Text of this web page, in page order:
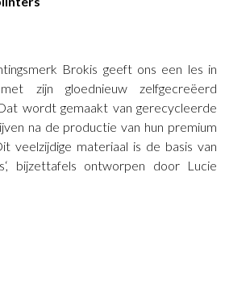
Brokis geeft ons een les in
zijn gloednieuw zelfgecreëerd
wordt gemaakt van gerecycleerde
na de productie van hun premium
veelzijdige materiaal is de basis van
bijzettafels ontworpen door Lucie